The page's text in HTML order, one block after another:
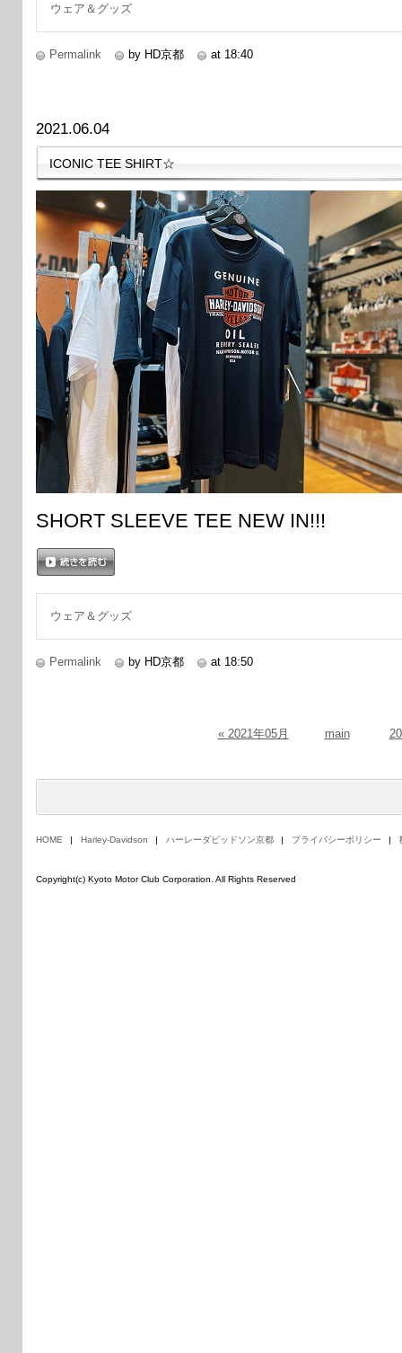
ウェア＆グッズ
Permalink by HD京都 at 18:40
2021.06.04
ICONIC TEE SHIRT☆
SHORT SLEEVE TEE NEW IN!!!
ウェア＆グッズ
Permalink by HD京都 at 18:50
« 2021年05月 main
HOME Harley-Davidson ハーレーダビッドソン京都 プライバシーポリシー
Copyright(c) Kyoto Motor Club Corporation. All Rights Reserved